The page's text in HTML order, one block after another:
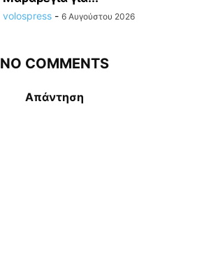
volospress - 6 Αυγούστου 2026
NO COMMENTS
Απάντηση